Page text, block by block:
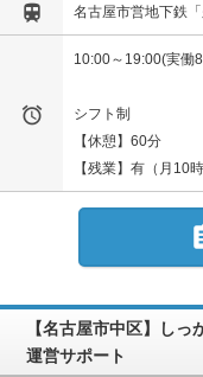
 名古屋市営地下鉄

10:00～19:00(実働
シフト制
【休憩】60分
【残業】有（月10
【名古屋市中区】し
運営サポート